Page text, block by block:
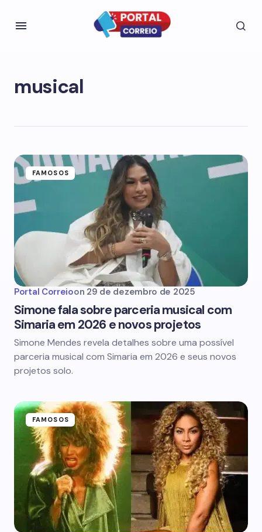
musical
FAMOSOS
Portal Correioon 29 de dezembro de 2025
Simone fala sobre parceria musical com
Simaria em 2026 e novos projetos
Simone Mendes revela detalhes sobre uma possível
parceria musical com Simaria em 2026 e seus novos
projetos solo.
FAMOSOS